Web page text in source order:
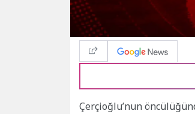
Çerçioğlu’nun